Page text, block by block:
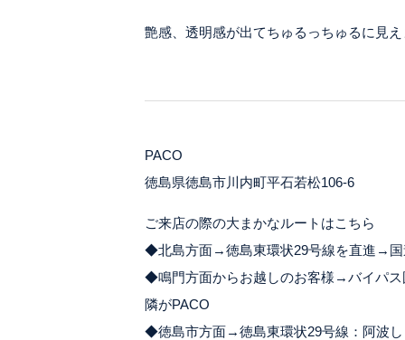
艶感、透明感が出てちゅるっちゅるに見
PACO
徳島県徳島市川内町平石若松106-6
ご来店の際の大まかなルートはこちら
◆北島方面→徳島東環状29号線を直進→国
◆鳴門方面からお越しのお客様→バイパ
隣がPACO
◆徳島市方面→徳島東環状29号線：阿波